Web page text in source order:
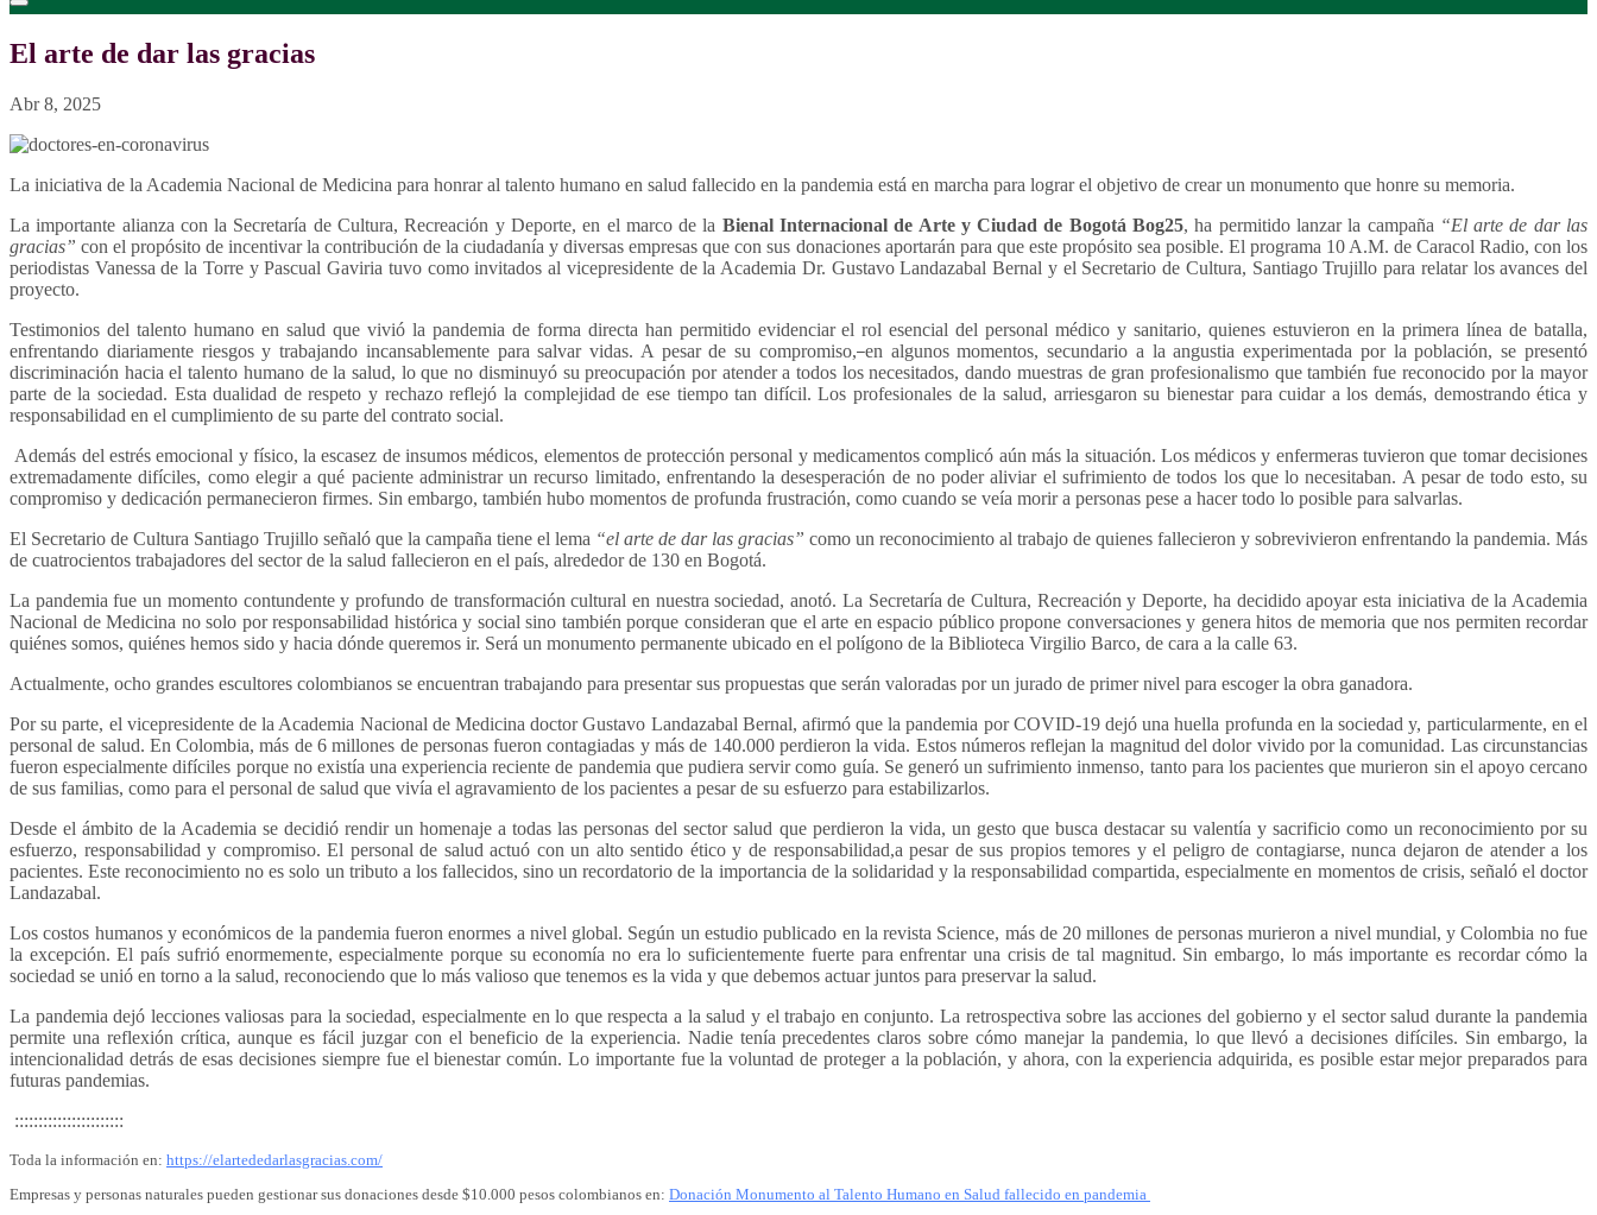
El arte de dar las gracias
Abr 8, 2025
La iniciativa de la Academia Nacional de Medicina para honrar al talento humano en salud fallecido en la pandemia está en marcha para lograr el objetivo de crear un monumento que honre su memoria.
La importante alianza con la Secretaría de Cultura, Recreación y Deporte, en el marco de la Bienal Internacional de Arte y Ciudad de Bogotá Bog25, ha permitido lanzar la campaña “El arte de dar las
gracias”con el propósito de incentivar la contribución de la ciudadanía y diversas empresas que con sus donaciones aportarán para que este propósito sea posible. El programa 10 A.M. de Caracol Radio, con los
periodistas Vanessa de la Torre y Pascual Gaviria tuvo como invitados al vicepresidente de la Academia Dr. Gustavo Landazabal Bernal y el Secretario de Cultura, Santiago Trujillo para relatar los avances del
proyecto.
Testimonios del talento humano en salud que vivió la pandemia de forma directa han permitido evidenciar el rol esencial del personal médico y sanitario, quienes estuvieron en la primera línea de batalla,
enfrentando diariamente riesgos y trabajando incansablemente para salvar vidas. A pesar de su compromiso, en algunos momentos, secundario a la angustia experimentada por la población, se presentó
discriminación hacia el talento humano de la salud, lo que no disminuyó su preocupación por atender a todos los necesitados, dando muestras de gran profesionalismo que también fue reconocido por la mayor
parte de la sociedad. Esta dualidad de respeto y rechazo reflejó la complejidad de ese tiempo tan difícil. Los profesionales de la salud, arriesgaron su bienestar para cuidar a los demás, demostrando ética y
responsabilidad en el cumplimiento de su parte del contrato social.
Además del estrés emocional y físico, la escasez de insumos médicos, elementos de protección personal y medicamentos complicó aún más la situación. Los médicos y enfermeras tuvieron que tomar decisiones
extremadamente difíciles, como elegir a qué paciente administrar un recurso limitado, enfrentando la desesperación de no poder aliviar el sufrimiento de todos los que lo necesitaban. A pesar de todo esto, su
compromiso y dedicación permanecieron firmes. Sin embargo, también hubo momentos de profunda frustración, como cuando se veía morir a personas pese a hacer todo lo posible para salvarlas.
El Secretario de Cultura Santiago Trujillo señaló que la campaña tiene el lema “el arte de dar las gracias” como un reconocimiento al trabajo de quienes fallecieron y sobrevivieron enfrentando la pandemia. Más
de cuatrocientos trabajadores del sector de la salud fallecieron en el país, alrededor de 130 en Bogotá.
La pandemia fue un momento contundente y profundo de transformación cultural en nuestra sociedad, anotó. La Secretaría de Cultura, Recreación y Deporte, ha decidido apoyar esta iniciativa de la Academia
Nacional de Medicina no solo por responsabilidad histórica y social sino también porque consideran que el arte en espacio público propone conversaciones y genera hitos de memoria que nos permiten recordar
quiénes somos, quiénes hemos sido y hacia dónde queremos ir. Será un monumento permanente ubicado en el polígono de la Biblioteca Virgilio Barco, de cara a la calle 63.
Actualmente, ocho grandes escultores colombianos se encuentran trabajando para presentar sus propuestas que serán valoradas por un jurado de primer nivel para escoger la obra ganadora.
Por su parte, el vicepresidente de la Academia Nacional de Medicina doctor Gustavo Landazabal Bernal, afirmó que la pandemia por COVID-19 dejó una huella profunda en la sociedad y, particularmente, en el
personal de salud. En Colombia, más de 6 millones de personas fueron contagiadas y más de 140.000 perdieron la vida. Estos números reflejan la magnitud del dolor vivido por la comunidad. Las circunstancias
fueron especialmente difíciles porque no existía una experiencia reciente de pandemia que pudiera servir como guía. Se generó un sufrimiento inmenso, tanto para los pacientes que murieron sin el apoyo cercano
de sus familias, como para el personal de salud que vivía el agravamiento de los pacientes a pesar de su esfuerzo para estabilizarlos.
Desde el ámbito de la Academia se decidió rendir un homenaje a todas las personas del sector salud que perdieron la vida, un gesto que busca destacar su valentía y sacrificio como un reconocimiento por su
esfuerzo, responsabilidad y compromiso. El personal de salud actuó con un alto sentido ético y de responsabilidad,a pesar de sus propios temores y el peligro de contagiarse, nunca dejaron de atender a los
pacientes. Este reconocimiento no es solo un tributo a los fallecidos, sino un recordatorio de la importancia de la solidaridad y la responsabilidad compartida, especialmente en momentos de crisis, señaló el doctor
Landazabal.
Los costos humanos y económicos de la pandemia fueron enormes a nivel global. Según un estudio publicado en la revista Science, más de 20 millones de personas murieron a nivel mundial, y Colombia no fue
la excepción. El país sufrió enormemente, especialmente porque su economía no era lo suficientemente fuerte para enfrentar una crisis de tal magnitud. Sin embargo, lo más importante es recordar cómo la
sociedad se unió en torno a la salud, reconociendo que lo más valioso que tenemos es la vida y que debemos actuar juntos para preservar la salud.
La pandemia dejó lecciones valiosas para la sociedad, especialmente en lo que respecta a la salud y el trabajo en conjunto. La retrospectiva sobre las acciones del gobierno y el sector salud durante la pandemia
permite una reflexión crítica, aunque es fácil juzgar con el beneficio de la experiencia. Nadie tenía precedentes claros sobre cómo manejar la pandemia, lo que llevó a decisiones difíciles. Sin embargo, la
intencionalidad detrás de esas decisiones siempre fue el bienestar común. Lo importante fue la voluntad de proteger a la población, y ahora, con la experiencia adquirida, es posible estar mejor preparados para
futuras pandemias.
:::::::::::::::::::::::
Toda la información en: https://elartededarlasgracias.com/
Empresas y personas naturales pueden gestionar sus donaciones desde $10.000 pesos colombianos en: Donación Monumento al Talento Humano en Salud fallecido en pandemia